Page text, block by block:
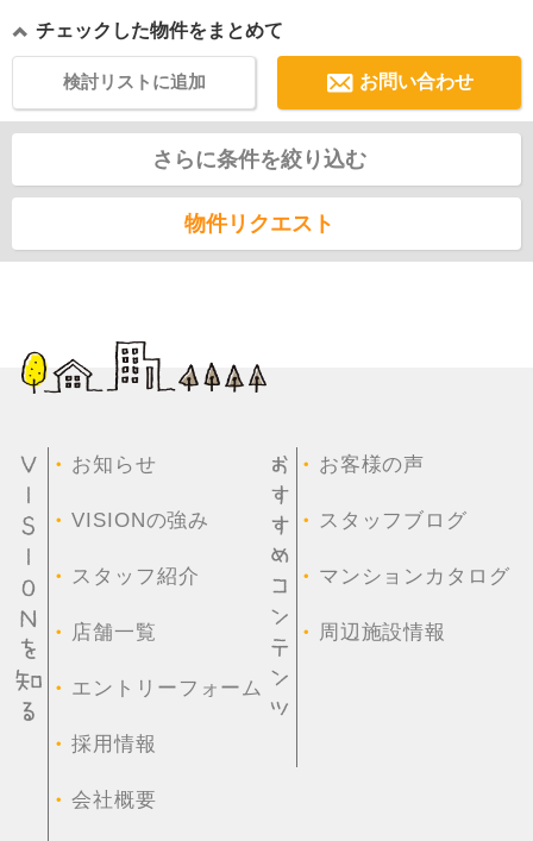
チェックした物件をまとめて
お問い合わせ
検討リストに追加
さらに条件を絞り込む
物件リクエスト
・ お知らせ
・VISIONの強み
・ スタッフ紹介
・ 店舗一覧
・ エントリーフォーム
・採用情報
・会社概要
・ お客様の声
・ スタッフブログ
・ マンションカタログ
・ 周辺施設情報